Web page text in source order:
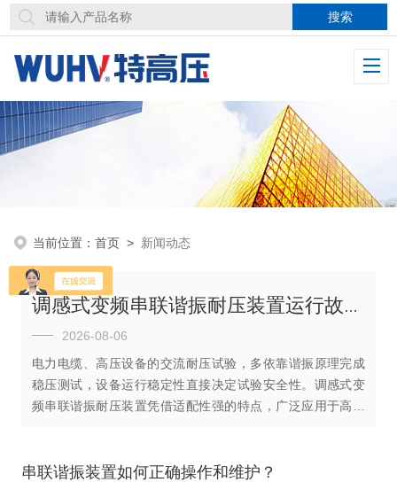
当前位置：首页 > 新闻动态
调感式变频串联谐振耐压装置运行故障深度解析与标准化处理方案
2026-08-06
电力电缆、高压设备的交流耐压试验，多依靠谐振原理完成
稳压测试，设备运行稳定性直接决定试验安全性。调感式变
频串联谐振耐压装置凭借适配性强的特点，广泛应用于高压
串联谐振装置如何正确操作和维护？